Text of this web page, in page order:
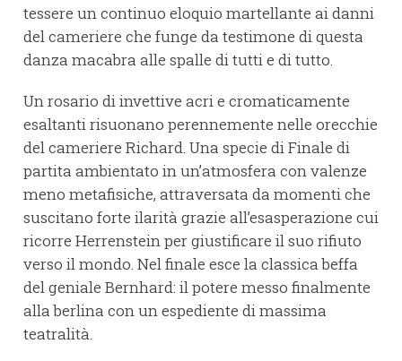
tessere un continuo eloquio martellante ai danni
del cameriere che funge da testimone di questa
danza macabra alle spalle di tutti e di tutto.
Un rosario di invettive acri e cromaticamente
esaltanti risuonano perennemente nelle orecchie
del cameriere Richard. Una specie di Finale di
partita ambientato in un’atmosfera con valenze
meno metafisiche, attraversata da momenti che
suscitano forte ilarità grazie all’esasperazione cui
ricorre Herrenstein per giustificare il suo rifiuto
verso il mondo. Nel finale esce la classica beffa
del geniale Bernhard: il potere messo finalmente
alla berlina con un espediente di massima
teatralità.